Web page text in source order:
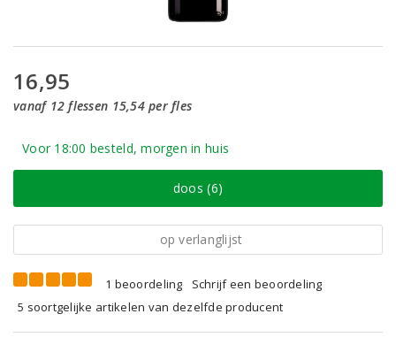
16,95
vanaf 12 flessen 15,54 per fles
Voor 18:00 besteld, morgen in huis
doos (6)
op verlanglijst
1 beoordeling
Schrijf een beoordeling
5 soortgelijke artikelen van dezelfde producent